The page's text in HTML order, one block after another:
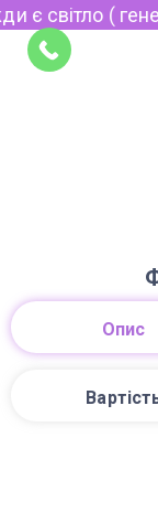
є світло (
Опис